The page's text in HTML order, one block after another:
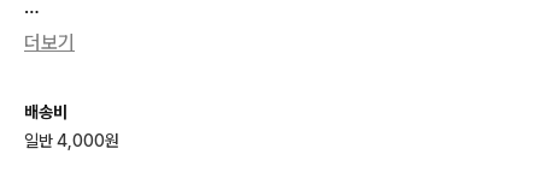
¤ 가 슴 반 품 : 43cm
¤ 모두 실사진입니다! 사진보시면 다양하게 찍어두었어요
더보기
배송비
일반 4,000원